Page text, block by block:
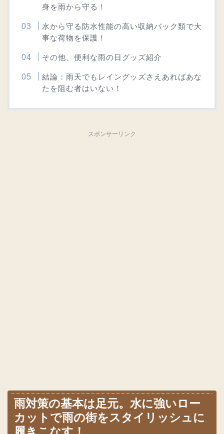
身を雨から守る！
水から守る防水性能の高い収納バック類で大
事な荷物を保護！
その他、便利な雨の日グッズ紹介
結論：雨天でもレイングッズさえあればあな
たを阻む者はいない！
スポンサーリンク
雨対策の基本は足元。水に強いロー
カットで雨の街をスタイリッシュに